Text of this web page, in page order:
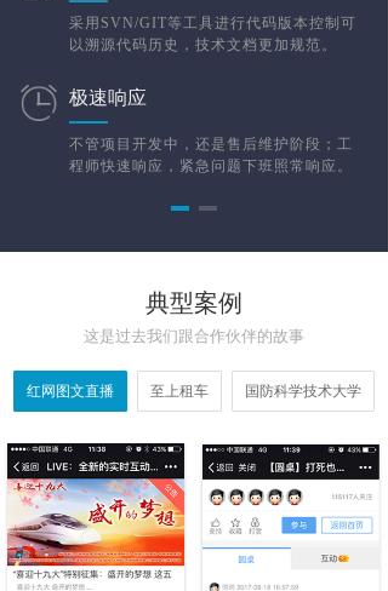
采用SVN/GIT等工具进行代码版本控制可
以溯源代码历史，技术文档更加规范。
极速响应
不管项目开发中，还是售后维护阶段；工
程师快速响应，紧急问题下班照常响应。
典型案例
这是过去我们跟合作伙伴的故事
红网图文直播 至上租车 国防科学技术大学